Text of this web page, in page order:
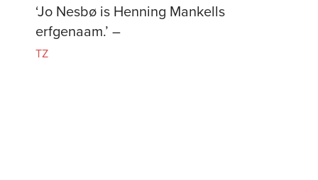
‘Jo Nesbø is Henning Mankells
erfgenaam.’ –
TZ